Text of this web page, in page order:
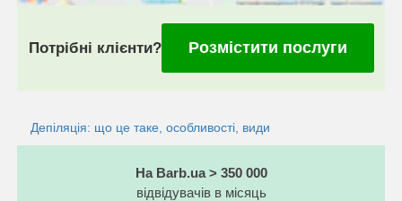
Потрібні клієнти? Розмістити послуги
Депіляція: що це таке, особливості, види
На Barb.ua > 350 000
відвідувачів в місяць